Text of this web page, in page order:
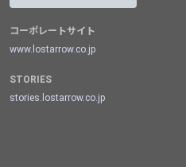
コーポレートサイト
www.lostarrow.co.jp
STORIES
stories.lostarrow.co.jp